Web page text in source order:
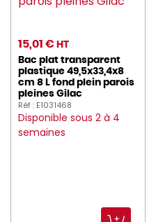
15,01 € HT
Bac plat transparent
plastique 49,5x33,4x8
cm 8 L fond plein parois
pleines Gilac
Réf : E1031468
Disponible sous 2 à 4
semaines